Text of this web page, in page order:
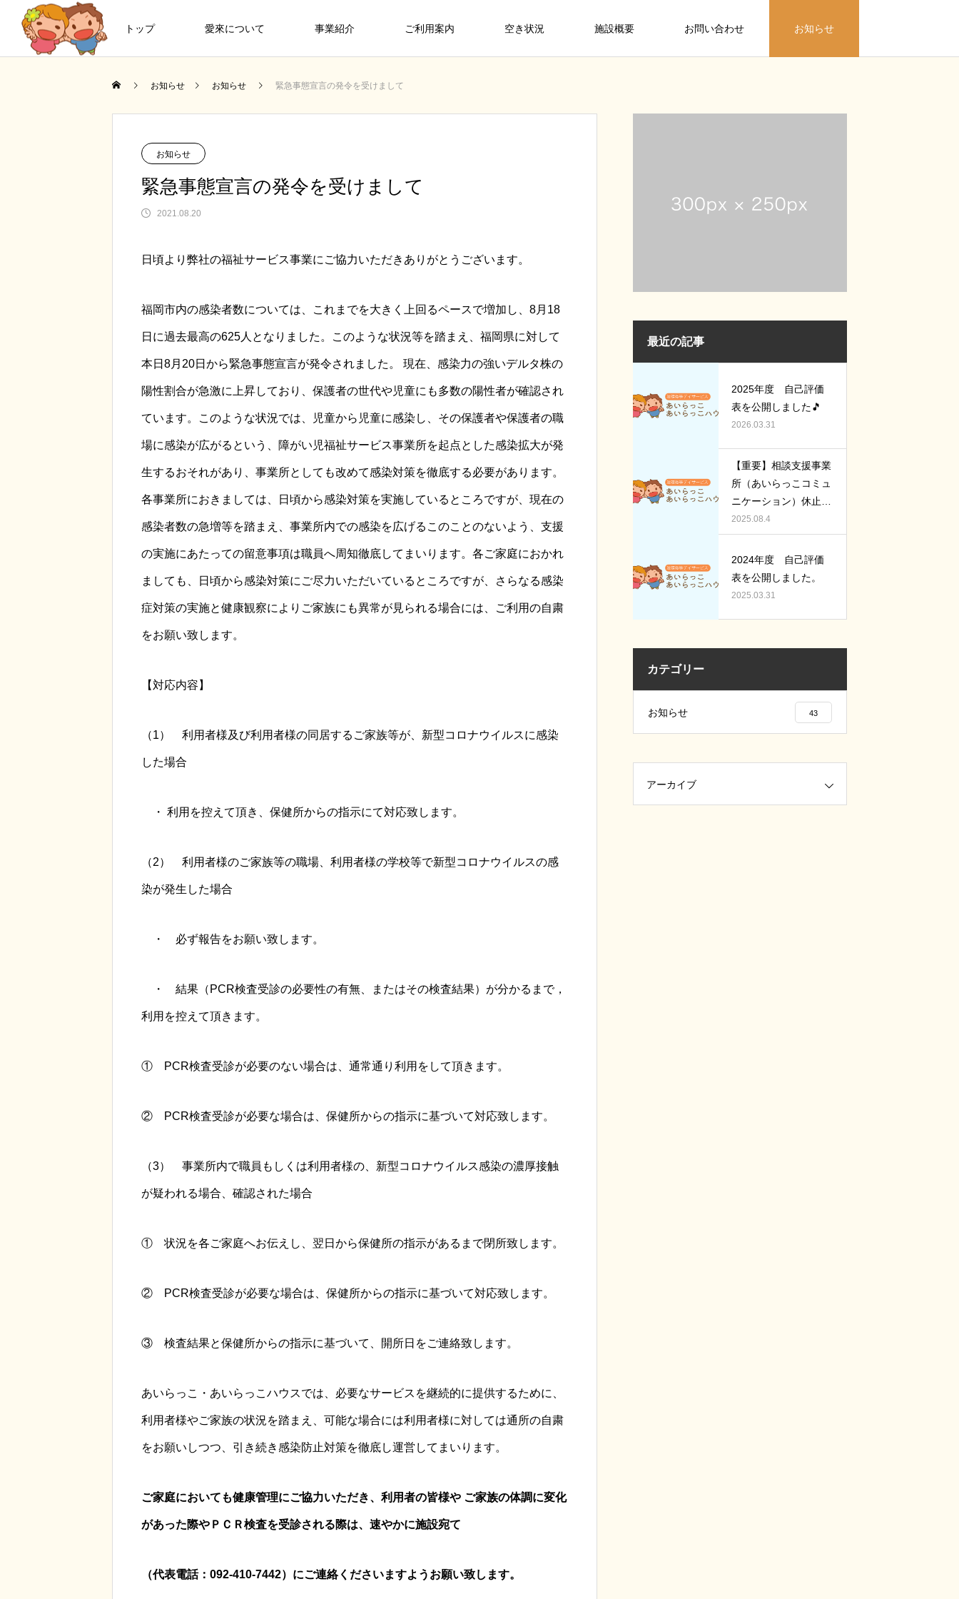
トップ 愛來について 事業紹介 ご利用案内 空き状況 施設概要 お問い合わせ お知らせ
お知らせ お知らせ 緊急事態宣言の発令を受けまして
お知らせ
緊急事態宣言の発令を受けまして
2021.08.20
日頃より弊社の福祉サービス事業にご協力いただきありがとうございます。
福岡市内の感染者数については、これまでを大きく上回るペースで増加し、8月18
日に過去最高の625人となりました。このような状況等を踏まえ、福岡県に対して
本日8月20日から緊急事態宣言が発令されました。 現在、感染力の強いデルタ株の
陽性割合が急激に上昇しており、保護者の世代や児童にも多数の陽性者が確認され
ています。このような状況では、児童から児童に感染し、その保護者や保護者の職
場に感染が広がるという、障がい児福祉サービス事業所を起点とした感染拡大が発
生するおそれがあり、事業所としても改めて感染対策を徹底する必要があります。
各事業所におきましては、日頃から感染対策を実施しているところですが、現在の
感染者数の急増等を踏まえ、事業所内での感染を広げるこのことのないよう、支援
の実施にあたっての留意事項は職員へ周知徹底してまいります。各ご家庭におかれ
ましても、日頃から感染対策にご尽力いただいているところですが、さらなる感染
症対策の実施と健康観察によりご家族にも異常が見られる場合には、ご利用の自粛
をお願い致します。
【対応内容】
（1） 利用者様及び利用者様の同居するご家族等が、新型コロナウイルスに感染
した場合
・ 利用を控えて頂き、保健所からの指示にて対応致します。
（2） 利用者様のご家族等の職場、利用者様の学校等で新型コロナウイルスの感
染が発生した場合
・ 必ず報告をお願い致します。
・ 結果（PCR検査受診の必要性の有無、またはその検査結果）が分かるまで，
利用を控えて頂きます。
① PCR検査受診が必要のない場合は、通常通り利用をして頂きます。
② PCR検査受診が必要な場合は、保健所からの指示に基づいて対応致します。
（3） 事業所内で職員もしくは利用者様の、新型コロナウイルス感染の濃厚接触
が疑われる場合、確認された場合
① 状況を各ご家庭へお伝えし、翌日から保健所の指示があるまで閉所致します。
② PCR検査受診が必要な場合は、保健所からの指示に基づいて対応致します。
③ 検査結果と保健所からの指示に基づいて、開所日をご連絡致します。
あいらっこ・あいらっこハウスでは、必要なサービスを継続的に提供するために、
利用者様やご家族の状況を踏まえ、可能な場合には利用者様に対しては通所の自粛
をお願いしつつ、引き続き感染防止対策を徹底し運営してまいります。
ご家庭においても健康管理にご協力いただき、利用者の皆様や ご家族の体調に変化
があった際やＰＣＲ検査を受診される際は、速やかに施設宛て
（代表電話：092-410-7442）にご連絡くださいますようお願い致します。
最近の記事
2025年度 自己評価
表を公開しました🎵
2026.03.31
【重要】相談支援事業
所（あいらっこコミュ
ニケーション）休止の
お知らせ
2025.08.4
2024年度 自己評価
表を公開しました。
2025.03.31
カテゴリー
お知らせ 43
アーカイブ